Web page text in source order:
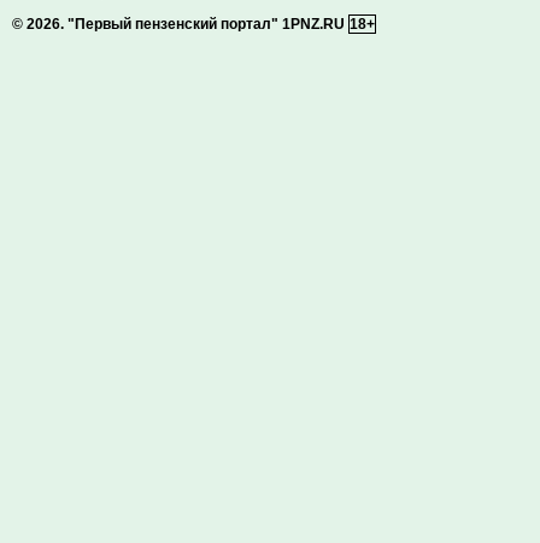
© 2026. "Первый пензенский портал" 1PNZ.RU 18+